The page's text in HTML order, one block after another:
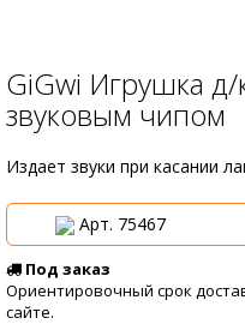
GiGwi Игрушка д/
звуковым чипом
Издает звуки при касании
Арт. 75467
Под заказ
Ориентировочный срок
сайте.